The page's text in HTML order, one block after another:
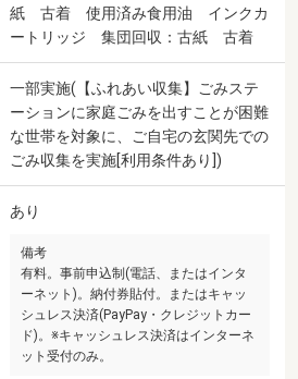
紙 古着 使用済み食用油 インクカ
ートリッジ 集団回収：古紙 古着
一部実施(【ふれあい収集】ごみステ
ーションに家庭ごみを出すことが困難
な世帯を対象に、ご自宅の玄関先での
ごみ収集を実施[利用条件あり])
あり
備考
有料。事前申込制(電話、またはインタ
ーネット)。納付券貼付。またはキャッ
シュレス決済(PayPay・クレジットカー
ド)。※キャッシュレス決済はインターネ
ット受付のみ。